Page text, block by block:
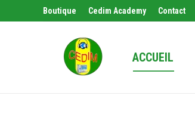
Boutique Cedim Academy Contact
ACCUEIL